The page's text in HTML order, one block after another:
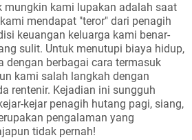
mungkin kami lupakan adalah saat
mendapat "teror" dari penagih
keuangan keluarga kami benar-
sulit. Untuk menutupi biaya hidup,
dengan berbagai cara termasuk
kami salah langkah dengan
rentenir. Kejadian ini sungguh
kejar penagih hutang pagi, siang,
pengalaman yang
tidak pernah!